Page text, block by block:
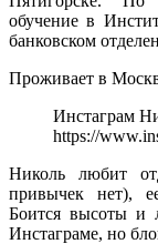
обучение в
банковском
Проживает в
Инстаграм
https://
Николь любит
привычек нет),
Боится высоты и
Инстаграме, но